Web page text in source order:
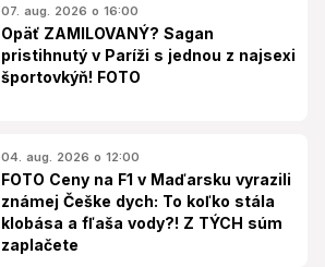
07. aug. 2026 o 16:00
Opäť ZAMILOVANÝ? Sagan
pristihnutý v Paríži s jednou z najsexi
športovkýň! FOTO
04. aug. 2026 o 12:00
FOTO Ceny na F1 v Maďarsku vyrazili
známej Češke dych: To koľko stála
klobása a fľaša vody?! Z TÝCH súm
zaplačete